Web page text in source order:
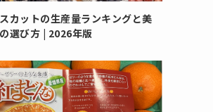
カットの生産量ランキングと美
選び方 | 2026年版